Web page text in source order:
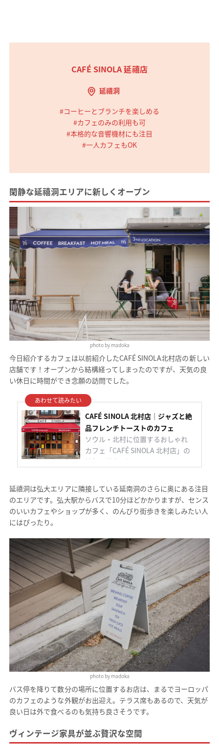
CAFÉ SINOLA 延禧店
延禧洞
#コーヒーとブランチを楽しめる
#カフェのみの利用も可
#本格的な音響機材にも注目
#一人カフェもOK
閑静な延禧洞エリアに新しくオープン
photo by madoka
今日紹介するカフェは以前紹介したCAFÉ SINOLA北村店の新しい
店舗です！オープンから結構経ってしまったのですが、天気の良
い休日に時間ができ念願の訪問でした。
CAFÉ SINOLA 北村店｜ジャズと絶
品フレンチトーストのカフェ
ソウル・北村に位置するおしゃれ
カフェ「CAFÉ SINOLA 北村店」の
情報や魅力を紹介します。
延禧洞は弘大エリアに隣接している延南洞のさらに奥にある注目
のエリアです。弘大駅からバスで10分ほどかかりますが、センス
のいいカフェやショップが多く、のんびり街歩きを楽しみたい人
にはぴったり。
photo by madoka
バス停を降りて数分の場所に位置するお店は、まるでヨーロッパ
のカフェのような外観がお出迎え。テラス席もあるので、天気が
良い日は外で食べるのも気持ち良さそうです。
ヴィンテージ家具が並ぶ贅沢な空間